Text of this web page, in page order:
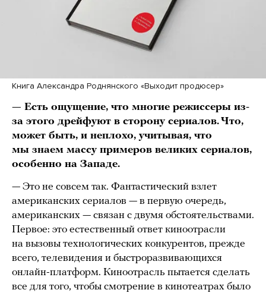
Книга Александра Роднянского «Выходит продюсер»
— Есть ощущение, что многие режиссеры из-
за этого дрейфуют в сторону сериалов. Что,
может быть, и неплохо, учитывая, что
мы знаем массу примеров великих сериалов,
особенно на Западе.
— Это не совсем так. Фантастический взлет
американских сериалов — в первую очередь,
американских — связан с двумя обстоятельствами.
Первое: это естественный ответ киноотрасли
на вызовы технологических конкурентов, прежде
всего, телевидения и быстроразвивающихся
онлайн-платформ. Киноотрасль пытается сделать
все для того, чтобы смотрение в кинотеатрах было